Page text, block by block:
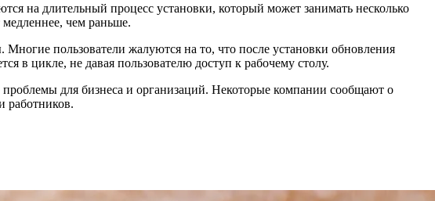
на длительный процесс установки, который может занимать несколько
медленнее, чем раньше.
пользователи жалуются на то, что после установки обновления
в цикле, не давая пользователю доступ к рабочему столу.
для бизнеса и организаций. Некоторые компании сообщают о
работников.